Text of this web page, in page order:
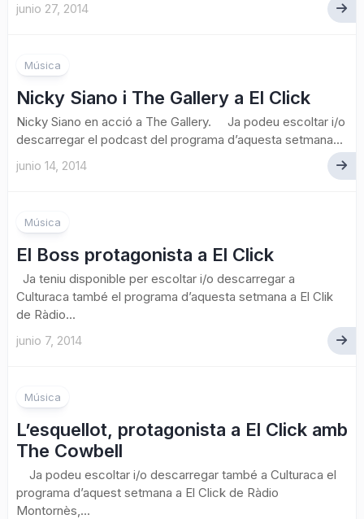
junio 27, 2014
Música
Nicky Siano i The Gallery a El Click
Nicky Siano en acció a The Gallery. Ja podeu escoltar i/o
descarregar el podcast del programa d’aquesta setmana...
junio 14, 2014
Música
El Boss protagonista a El Click
Ja teniu disponible per escoltar i/o descarregar a
Culturaca també el programa d’aquesta setmana a El Clik
de Ràdio...
junio 7, 2014
Música
L’esquellot, protagonista a El Click amb
The Cowbell
Ja podeu escoltar i/o descarregar també a Culturaca el
programa d’aquest setmana a El Click de Ràdio
Montornès,...